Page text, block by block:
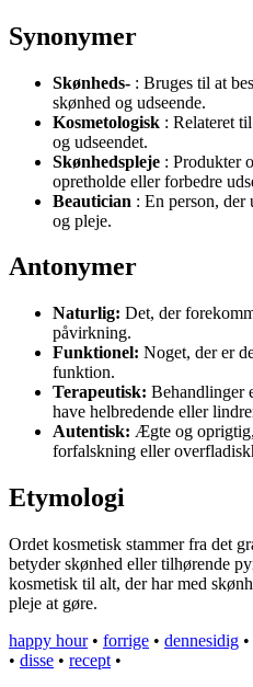
Synonymer
Skønheds- : Bruges til at
skønhed og udseende.
Kosmetologisk : Relateret
og udseendet.
Skønhedspleje : Produkter
opretholde eller forbedre
Beautician : En person, der
og pleje.
Antonymer
Naturlig: Det, der
påvirkning.
Funktionel: Noget, der er
funktion.
Terapeutisk: Behandlinger
have helbredende eller
Autentisk: Ægte og
forfalskning eller
Etymologi
Ordet kosmetisk stammer fra det
betyder skønhed eller tilhørende
kosmetisk til alt, der har med
pleje at gøre.
happy hour• forrige • dennesidig •
• disse • recept •